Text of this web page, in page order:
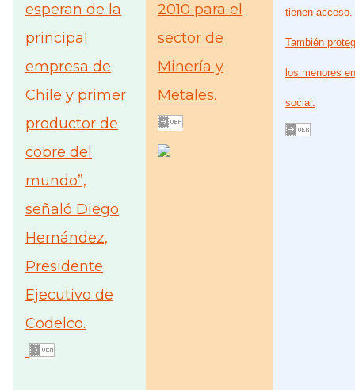
esperan de la
principal
empresa de
Chile y primer
productor de
cobre del
mundo”,
señaló Diego
Hernández,
Presidente
Ejecutivo de
Codelco.
2010 para el
sector de
Minería y
Metales.
tienen acceso.
También
los menores
social.